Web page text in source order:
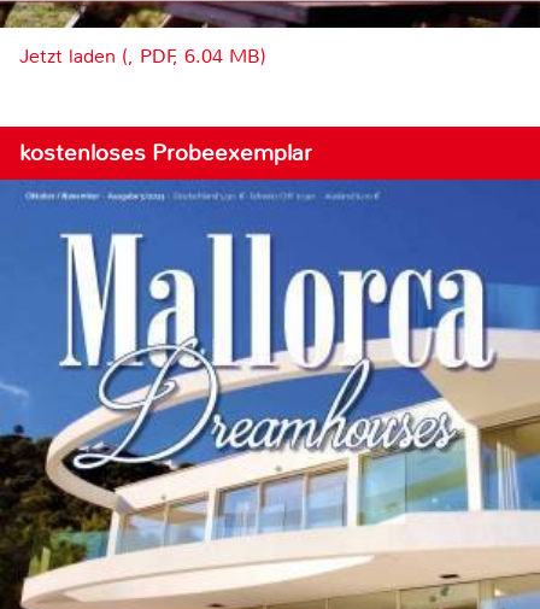
Jetzt laden (, PDF, 6.04 MB)
kostenloses Probeexemplar